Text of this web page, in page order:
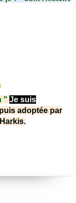
" Je suis
adoptée par